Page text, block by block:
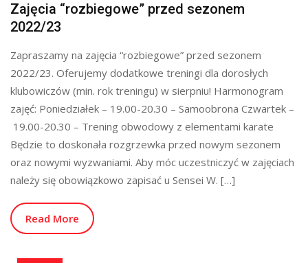
Zajęcia “rozbiegowe” przed sezonem
2022/23
Zapraszamy na zajęcia “rozbiegowe” przed sezonem
2022/23. Oferujemy dodatkowe treningi dla dorosłych
klubowiczów (min. rok treningu) w sierpniu! Harmonogram
zajęć: Poniedziałek – 19.00-20.30 – Samoobrona Czwartek –
19.00-20.30 – Trening obwodowy z elementami karate
Będzie to doskonała rozgrzewka przed nowym sezonem
oraz nowymi wyzwaniami. Aby móc uczestniczyć w zajęciach
należy się obowiązkowo zapisać u Sensei W. […]
Read More